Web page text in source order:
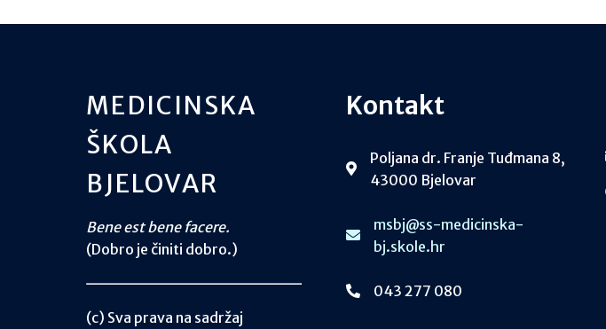
MEDICINSKA
ŠKOLA
BJELOVAR
Bene est bene facere.
(Dobro je činiti dobro.)
(c) Sva prava na sadržaj
Kontakt
Poljana dr. Franje Tuđmana 8,
43000 Bjelovar
msbj@ss-medicinska-
bj.skole.hr
043 277 080